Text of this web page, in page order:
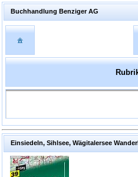
Buchhandlung Benziger AG